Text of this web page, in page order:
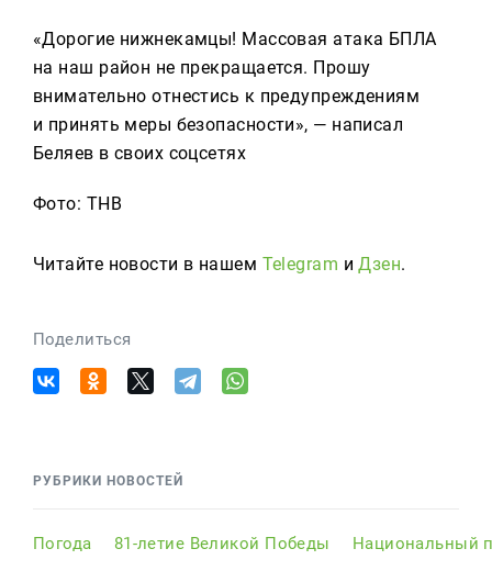
«Дорогие нижнекамцы! Массовая атака БПЛА
на наш район не прекращается. Прошу
внимательно отнестись к предупреждениям
и принять меры безопасности», — написал
Беляев в своих соцсетях
Фото: ТНВ
Читайте новости в нашем Telegram иДзен.
Поделиться
РУБРИКИ НОВОСТЕЙ
Погода 81-летие Великой Победы Национальный